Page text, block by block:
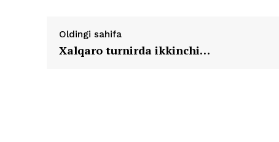
Oldingi sahifa
Xalqaro turnirda ikkinchi…